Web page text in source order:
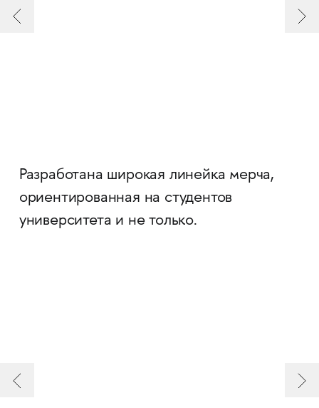
Разработана широкая линейка мерча,
ориентированная на студентов
университета и не только.